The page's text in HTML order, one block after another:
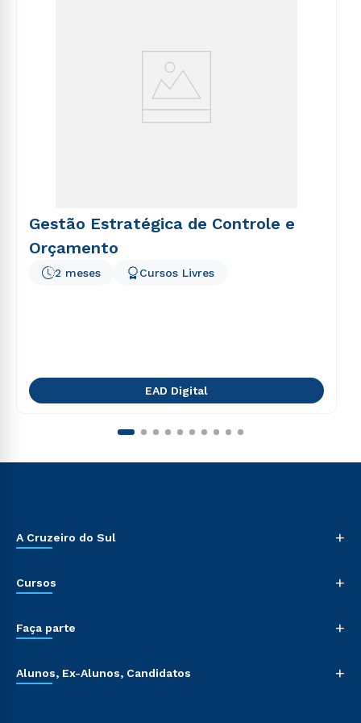
Gestão Estratégica de Controle e
Orçamento
2 meses Cursos Livres
EAD Digital
A Cruzeiro do Sul +
Cursos +
Faça parte +
Alunos, Ex-Alunos, Candidatos +